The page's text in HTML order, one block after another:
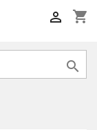
shopping_cart

